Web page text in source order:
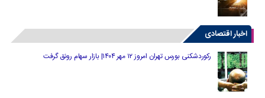
اخبار اقتصادی
رکوردشکنی بورس تهران امروز ۱۲ مهر ۱۴۰۴| بازار سهام رونق گرفت